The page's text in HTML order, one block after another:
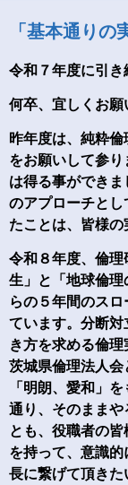
「基本通りの
令和７年度に引
何卒、宜しくお願
昨年度は、純粋
をお願いして参
は得る事ができ
のアプローチと
たことは、皆様の
令和８年度、倫
生」と「地球倫
らの５年間のス
ています。分断
き方を求める倫
茨城県倫理法人
「明朗、愛和」
通り、そのまま
とも、役職者の
を持って、意識
長に繋げて頂きた